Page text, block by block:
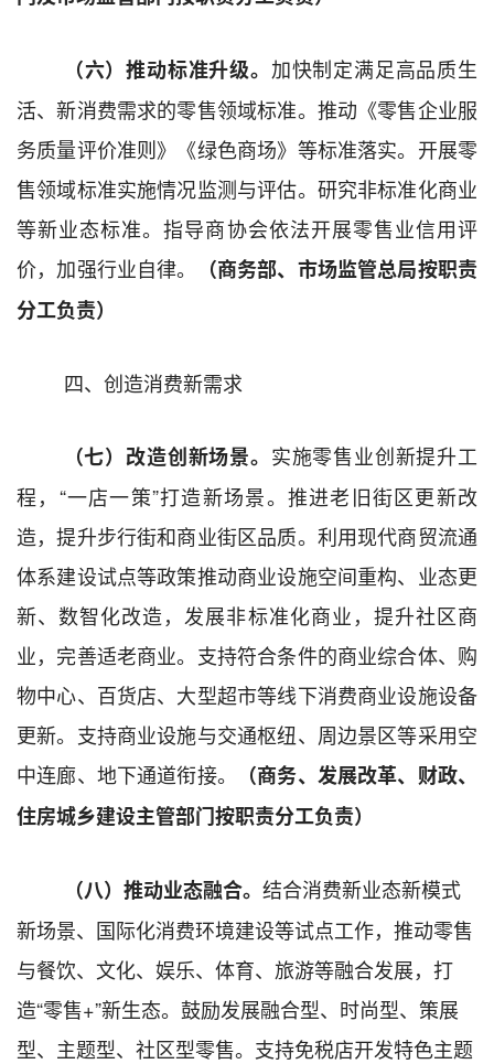
（六）推动标准升级。 加快制定满足高品质生
活、新消费需求的零售领域标准。 推动《零售企业服
务质量评价准则》《绿色商场》等标准落实。 开展零
售领域标准实施情况监测与评估。 研究非标准化商业
等新业态标准。指导商协会依法开展零售业信用评
价，加强行业自律。
（商务部、市场监管总局按职责
分工负责）
四、创造消费新需求
（七）改造创新场景。 实施零售业创新提升工
程， “一店一策”打造新场景。推进老旧街区更新改
造，提升步行街和商业街区品质。利用现代商贸流通
体系建设试点等政策推动商业设施空间重构、业态更
新、数智化改造，发展非标准化商业，提升社区商
业， 完善适老商业。支持符合条件的商业综合体、购
物中心、百货店、大型超市等线下消费商业设施设备
更新。支持商业设施与交通枢纽、周边景区等采用空
中连廊、地下通道衔接。
（商务、发展改革、财政、
住房城乡建设主管部门按职责分工负责）
（八）推动业态融合。 结合消费新业态新模式
新场景、国际化消费环境建设等试点工作，推动零售
与餐饮、文化、娱乐、体育、旅游等融合发展， 打
造“零售+”新生态。鼓励发展融合型、时尚型、策展
型、主题型、社区型零售。支持免税店开发特色主题